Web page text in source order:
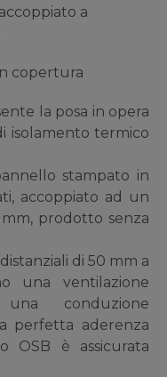
a
copertura
la posa in opera
isolamento termico
stampato in
accoppiato ad un
prodotto senza
di 50 mm a
una ventilazione
conduzione
perfetta aderenza
OSB è assicurata